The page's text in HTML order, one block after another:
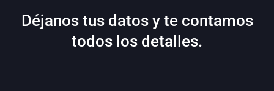
Déjanos tus datos y te contamos
todos los detalles.